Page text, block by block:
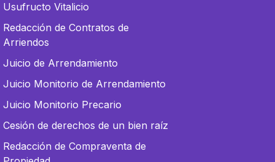
Usufructo Vitalicio
Redacción de Contratos de
Arriendos
Juicio de Arrendamiento
Juicio Monitorio de Arrendamiento
Juicio Monitorio Precario
Cesión de derechos de un bien raíz
Redacción de Compraventa de